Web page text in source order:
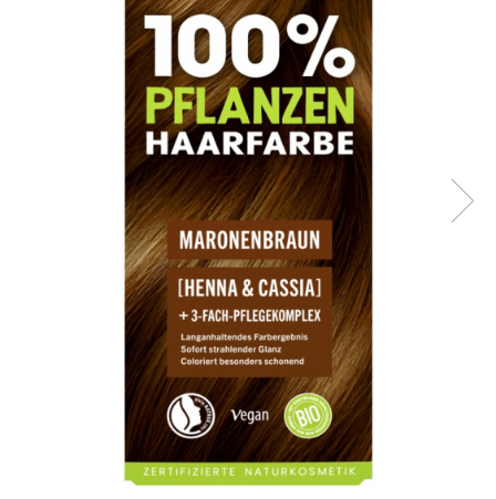
Ceaiuri diverse si accesorii
Vinuri, bere si alte bauturi
Siropuri naturale
Cacao si inlocuitori
Seminte bio pentru germinat
Seminte din plante oleaginoase
Superalimente bio
Fructe si legume Bio
Alimente de baza